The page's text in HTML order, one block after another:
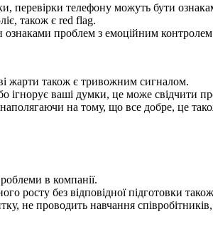
перевірки телефону можуть бути
також є red flag.
ознаками проблем з емоційним
жарти також є тривожним сигналом.
ваші думки, це може свідчити про
на тому, що все добре, це
в компанії.
росту без відповідної підготовки
не проводить навчання